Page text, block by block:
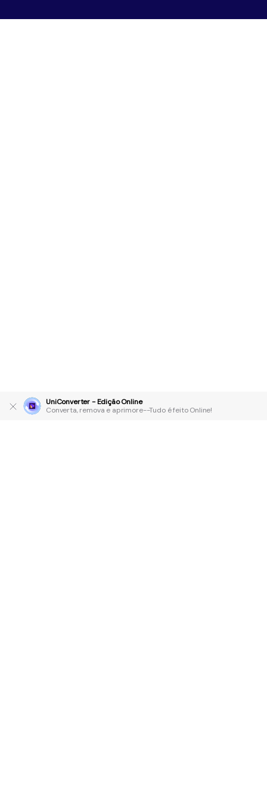
UniConverter - Edição Online
Converta, remova e aprimore--Tudo é feito Online!